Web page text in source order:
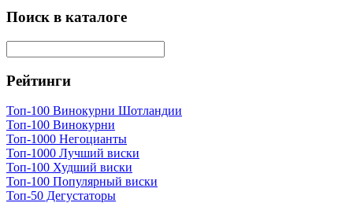
Поиск в каталоге
Рейтинги
Топ-100 Винокурни Шотландии
Топ-100 Винокурни
Топ-1000 Негоцианты
Топ-1000 Лучший виски
Топ-100 Худший виски
Топ-100 Популярный виски
Топ-50 Дегустаторы